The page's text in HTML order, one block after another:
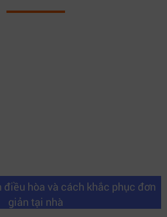
điều hòa và cách khắc phục đơn
giản tại nhà